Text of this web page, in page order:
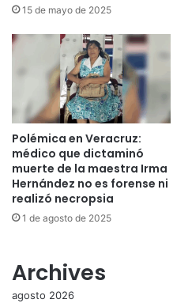
15 de mayo de 2025
Polémica en Veracruz:
médico que dictaminó
muerte de la maestra Irma
Hernández no es forense ni
realizó necropsia
1 de agosto de 2025
Archives
agosto 2026